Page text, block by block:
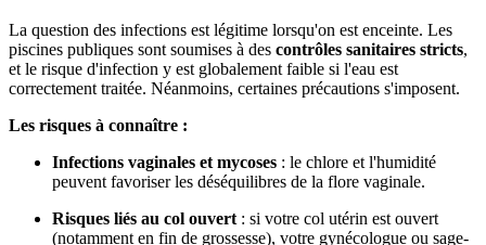
La question des infections est légitime lorsqu'on est enceinte. Les
piscines publiques sont soumises à des contrôles sanitaires stricts,
et le risque d'infection y est globalement faible si l'eau est
correctement traitée. Néanmoins, certaines précautions s'imposent.
Les risques à connaître :
Infections vaginales et mycoses : le chlore et l'humidité
peuvent favoriser les déséquilibres de la flore vaginale.
Risques liés au col ouvert : si votre col utérin est ouvert
(notamment en fin de grossesse), votre gynécologue ou sage-